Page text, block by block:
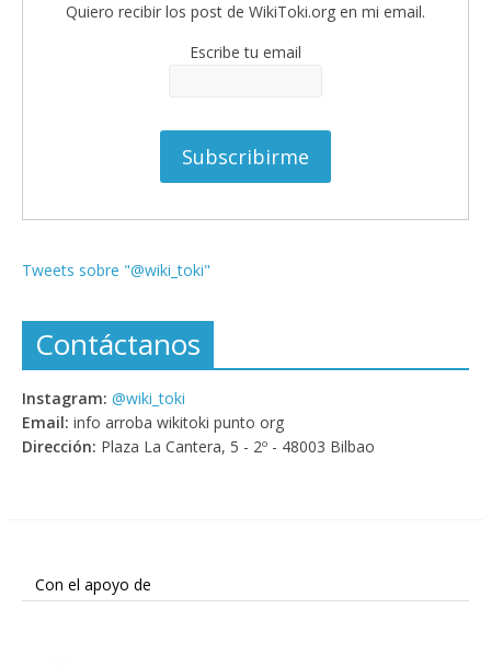
Quiero recibir los post de WikiToki.org en mi email.
Escribe tu email
Tweets sobre "@wiki_toki"
Contáctanos
Instagram: @wiki_toki
Email: info arroba wikitoki punto org
Dirección: Plaza La Cantera, 5 - 2º - 48003 Bilbao
Con el apoyo de